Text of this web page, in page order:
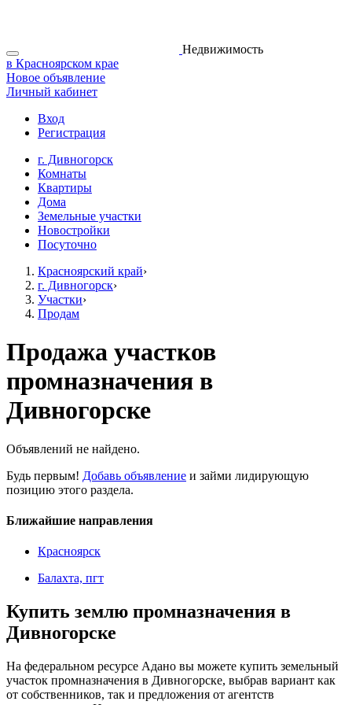
Недвижимость
в Красноярском крае
Новое объявление
Личный кабинет
Вход
Регистрация
г. Дивногорск
Комнаты
Квартиры
Дома
Земельные участки
Новостройки
Посуточно
Красноярский край›
г. Дивногорск›
Участки›
Продам
Продажа участков
промназначения в
Дивногорске
Объявлений не найдено.
Будь первым! Добавь объявление и займи лидирующую
позицию этого раздела.
Ближайшие направления
Красноярск
Балахта, пгт
Купить землю промназначения в
Дивногорске
На федеральном ресурсе Адано вы можете купить земельный
участок промназначения в Дивногорске, выбрав вариант как
от собственников, так и предложения от агентств